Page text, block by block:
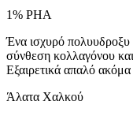
1% PHA
Ένα ισχυρό πολυυδροξυ
σύνθεση κολλαγόνου
Εξαιρετικά απαλό
Άλατα Χαλκού